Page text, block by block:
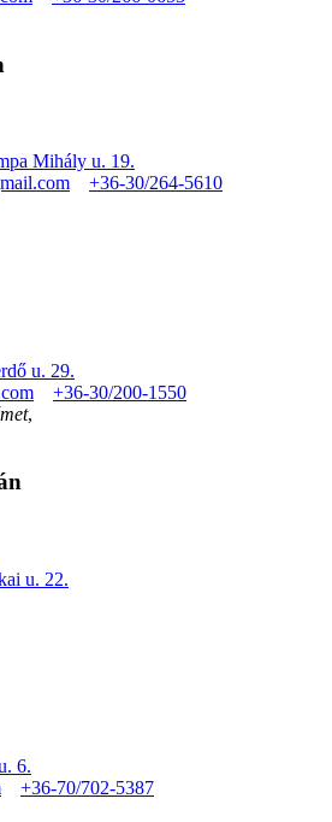
Mihály u. 19.
+36-30/264-5610
u. 29.
+36-30/200-1550
,
u. 22.
6.
+36-70/702-5387